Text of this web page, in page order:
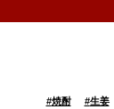
#焼酎 #生姜